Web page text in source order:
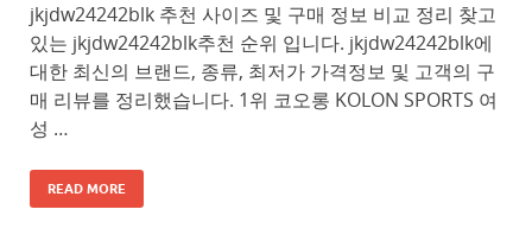
jkjdw24242blk 추천 사이즈 및 구매 정보 비교 정리 찾고
있는 jkjdw24242blk추천 순위 입니다. jkjdw24242blk에
대한 최신의 브랜드, 종류, 최저가 가격정보 및 고객의 구
매 리뷰를 정리했습니다. 1위 코오롱 KOLON SPORTS 여
성 …
READ MORE